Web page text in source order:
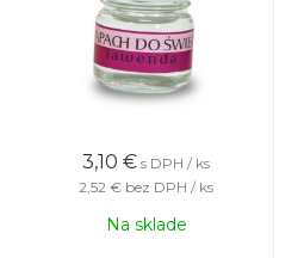
3,10 € s DPH / ks
2,52 € bez DPH / ks
Na sklade